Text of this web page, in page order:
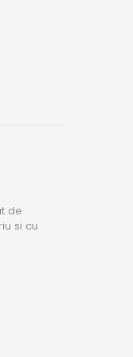
de
si cu